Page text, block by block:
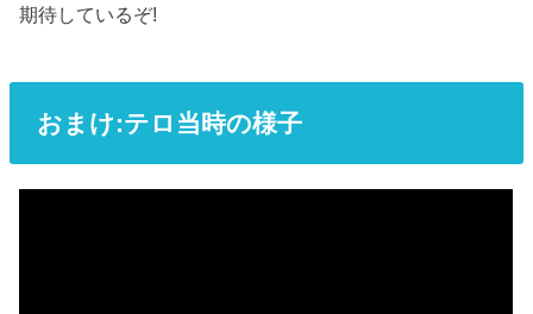
期待しているぞ!
おまけ:テロ当時の様子